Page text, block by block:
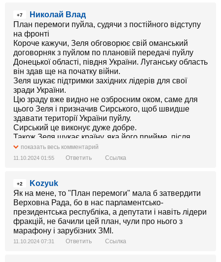
+7
Николай Влад
План перемоги пуйла, судячи з постійного відступу
на фронті
Короче кажучи, Зеля обговорює свій оманський
договорняк з пуйлом по плановій передачі пуйлу
Донецької області, півдня України. Луганську область
він здав ще на початку війни.
Зеля шукає підтримки західних лідерів для свої
зради України.
Цю зраду вже видно не озброєним оком, саме для
цього Зеля і призначив Сирського, щоб швидше
здавати території України пуйлу.
Сирський це виконує дуже добре.
Також Зеля шукає країну, яка його прийме, після
того, як він вимушений буде тікати з України.
показать весь комментарий
11.10.2024 01:55 Ответить Ссылка
+2
Kozyuk
Як на мене, то "План перемоги" мала б затвердити
Верховна Рада, бо в нас парламентсько-
президентська республіка, а депутати і навіть лідери
фракцій, не бачили цей план, чули про нього з
марафону і зарубізних ЗМІ.
11.10.2024 07:31 Ответить Ссылка